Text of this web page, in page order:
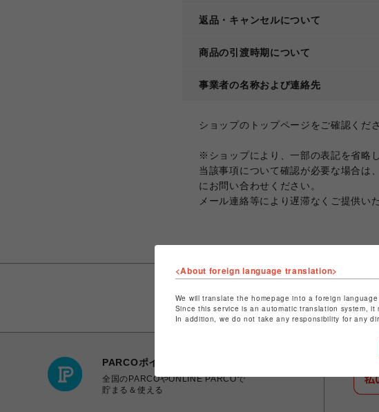
返品・キャンセルについて
商品の引渡時期について
事業者の名称および連絡先
ショップのトップページをご確認くださ
※ショップにより、一部の表記を省略
当該事項について確認が必要な場合は
にお問い合わせください。
メール連絡等により遅滞なくご提供い
PARCOポイント
全国のPARCOやONLINE PARCOで
貯まる＆使える
<About foreign language translation>
We will translate the homepage into a foreign
Since this service is an automatic translation system,
In addition, we do not take any responsibility for any